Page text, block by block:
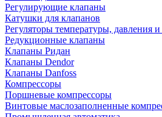
Регулирующие клапаны
Катушки для клапанов
Регуляторы температуры, давления и
Редукционные клапаны
Клапаны Ридан
Клапаны Dendor
Клапаны Danfoss
Компрессоры
Поршневые компрессоры
Винтовые маслозаполненные